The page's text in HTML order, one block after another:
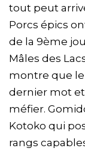
tout peut
Porcs épics
de la 9ème
Mâles des
montre que le
dernier mot et
méfier.
Kotoko qui
rangs